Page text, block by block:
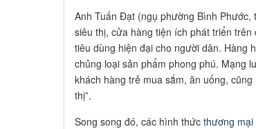
Anh Tuấn Đạt (ngụ phường Bình Phước,
siêu thị, cửa hàng tiện ích phát triển
tiêu dùng hiện đại cho người dân. Hàng
chủng loại sản phẩm phong phú. Mạng
khách hàng trẻ mua sắm, ăn uống,
thị”.
Song song đó, các hình thức thương